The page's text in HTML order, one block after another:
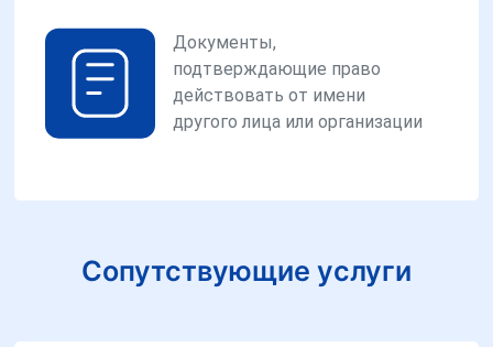
Документы,
подтверждающие право
действовать от имени
другого лица или организации
Сопутствующие услуги